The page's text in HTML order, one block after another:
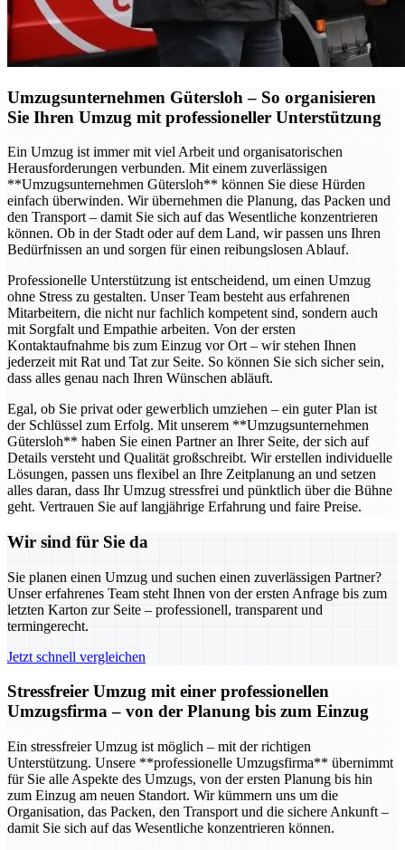
Umzugsunternehmen Gütersloh – So organisieren
Sie Ihren Umzug mit professioneller Unterstützung
Ein Umzug ist immer mit viel Arbeit und organisatorischen
Herausforderungen verbunden. Mit einem zuverlässigen
**Umzugsunternehmen Gütersloh** können Sie diese Hürden
einfach überwinden. Wir übernehmen die Planung, das Packen und
den Transport – damit Sie sich auf das Wesentliche konzentrieren
können. Ob in der Stadt oder auf dem Land, wir passen uns Ihren
Bedürfnissen an und sorgen für einen reibungslosen Ablauf.
Professionelle Unterstützung ist entscheidend, um einen Umzug
ohne Stress zu gestalten. Unser Team besteht aus erfahrenen
Mitarbeitern, die nicht nur fachlich kompetent sind, sondern auch
mit Sorgfalt und Empathie arbeiten. Von der ersten
Kontaktaufnahme bis zum Einzug vor Ort – wir stehen Ihnen
jederzeit mit Rat und Tat zur Seite. So können Sie sich sicher sein,
dass alles genau nach Ihren Wünschen abläuft.
Egal, ob Sie privat oder gewerblich umziehen – ein guter Plan ist
der Schlüssel zum Erfolg. Mit unserem **Umzugsunternehmen
Gütersloh** haben Sie einen Partner an Ihrer Seite, der sich auf
Details versteht und Qualität großschreibt. Wir erstellen individuelle
Lösungen, passen uns flexibel an Ihre Zeitplanung an und setzen
alles daran, dass Ihr Umzug stressfrei und pünktlich über die Bühne
geht. Vertrauen Sie auf langjährige Erfahrung und faire Preise.
Wir sind für Sie da
Sie planen einen Umzug und suchen einen zuverlässigen Partner?
Unser erfahrenes Team steht Ihnen von der ersten Anfrage bis zum
letzten Karton zur Seite – professionell, transparent und
termingerecht.
Jetzt schnell vergleichen
Stressfreier Umzug mit einer professionellen
Umzugsfirma – von der Planung bis zum Einzug
Ein stressfreier Umzug ist möglich – mit der richtigen
Unterstützung. Unsere **professionelle Umzugsfirma** übernimmt
für Sie alle Aspekte des Umzugs, von der ersten Planung bis hin
zum Einzug am neuen Standort. Wir kümmern uns um die
Organisation, das Packen, den Transport und die sichere Ankunft –
damit Sie sich auf das Wesentliche konzentrieren können.